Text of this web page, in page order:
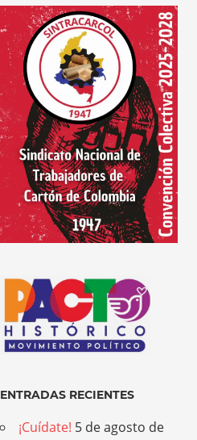
ENTRADAS RECIENTES
¡Cuídate! 5 de agosto de